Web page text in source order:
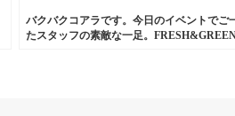
バクバクコアラです。今日のイベントでご
たスタッフの素敵な一足。